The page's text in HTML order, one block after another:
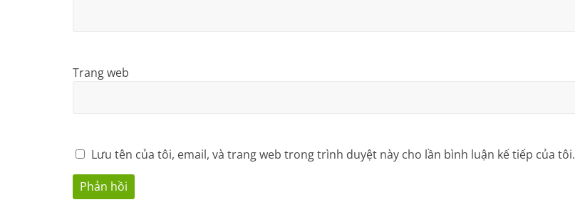
Trang web
Lưu tên của tôi, email, và trang web trong trình duyệt này cho lần bình luận kế tiếp của tôi.